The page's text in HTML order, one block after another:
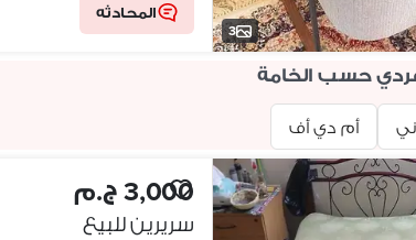
3
المحادثه
حسب الخامة
أم دي أف
3,000 ج.م
سريرين للبيع